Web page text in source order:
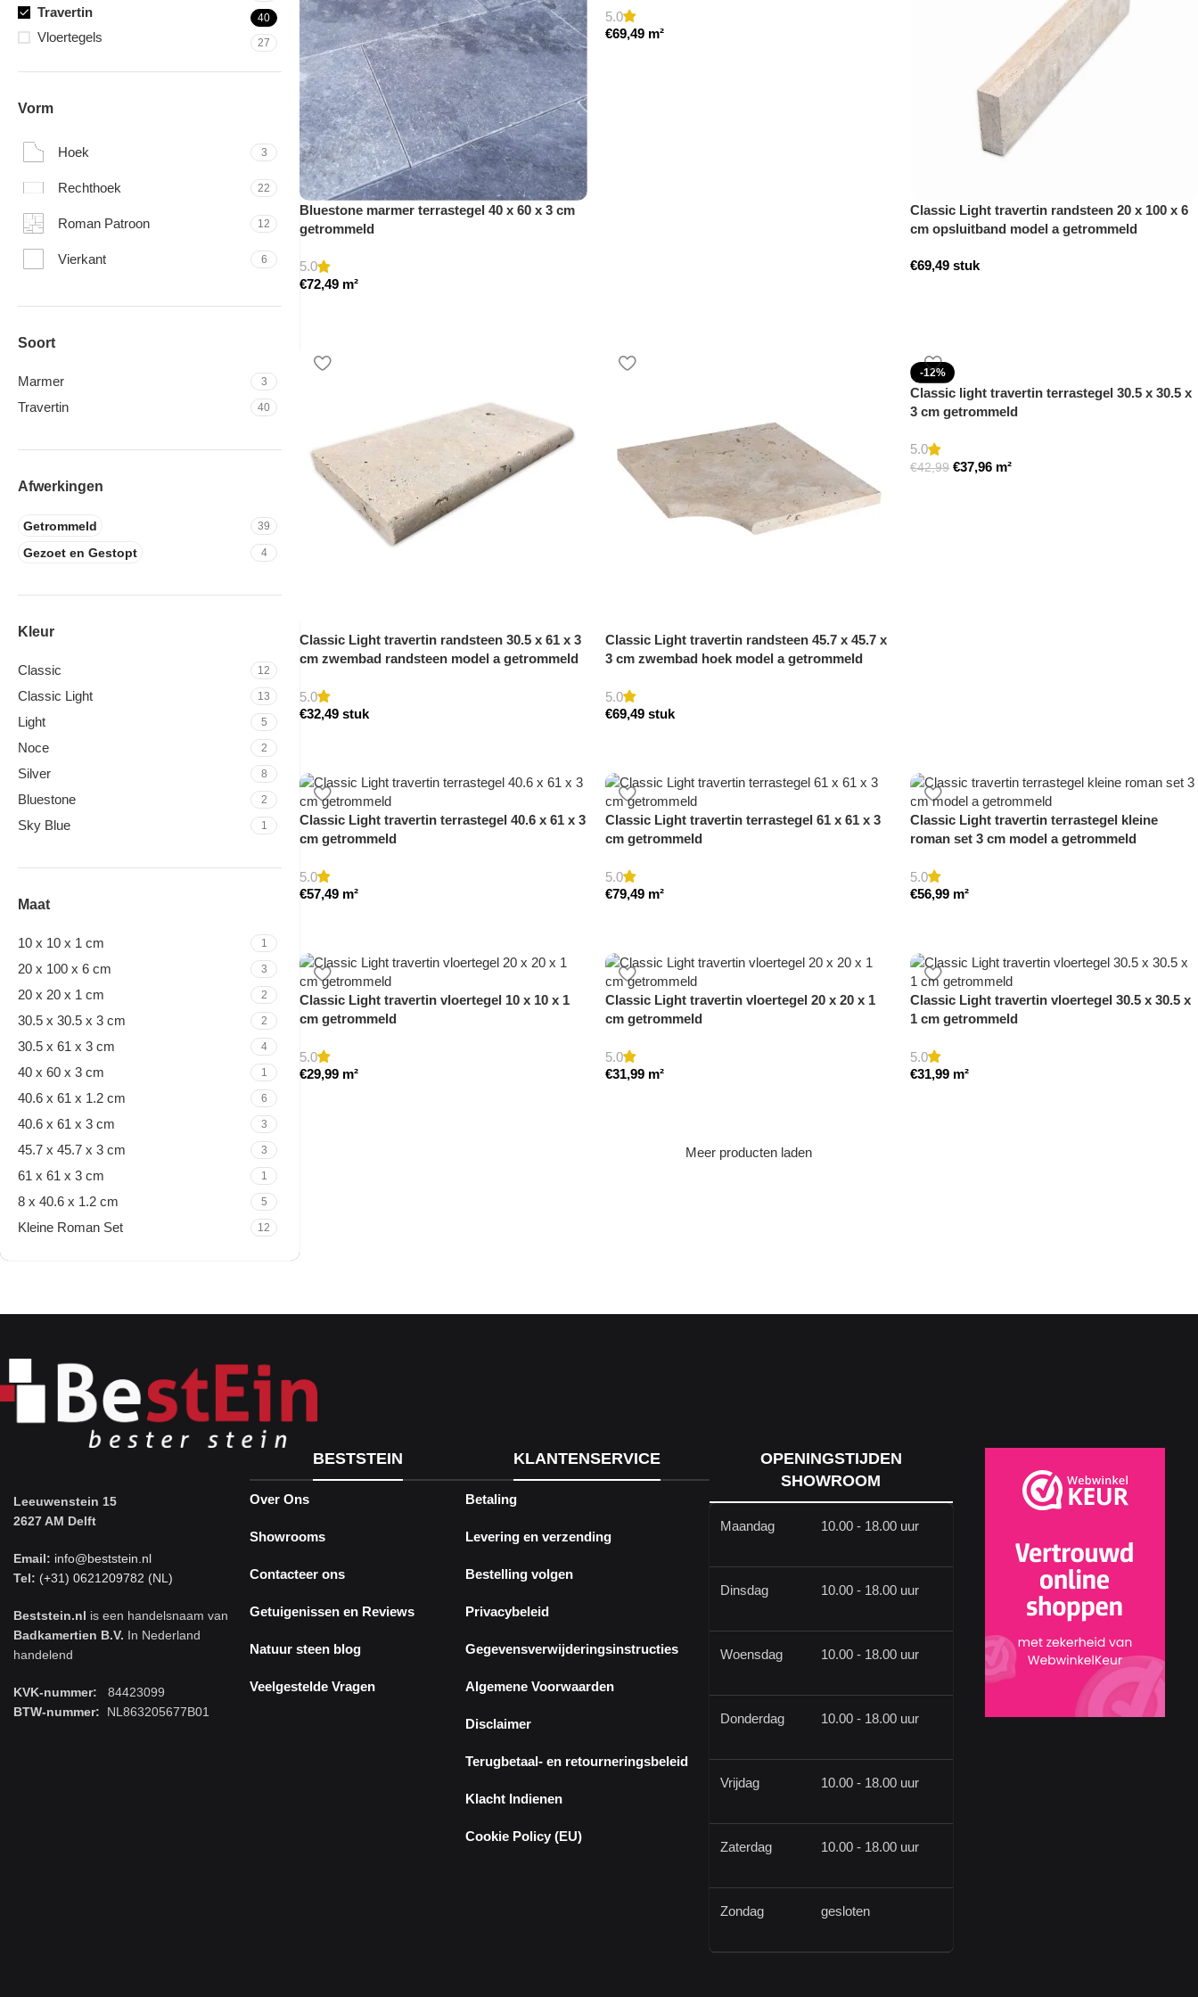
Travertin 40
Vloertegels 27
Vorm
Hoek 3
Rechthoek 22
Roman Patroon 12
Vierkant 6
Soort
Marmer 3
Travertin 40
Afwerkingen
Getrommeld 39
Gezoet en Gestopt 4
Kleur
Classic 12
Classic Light 13
Light 5
Noce 2
Silver 8
Bluestone 2
Sky Blue 1
Maat
10 x 10 x 1 cm 1
20 x 100 x 6 cm 3
20 x 20 x 1 cm 2
30.5 x 30.5 x 3 cm 2
30.5 x 61 x 3 cm 4
40 x 60 x 3 cm 1
40.6 x 61 x 1.2 cm 6
40.6 x 61 x 3 cm 3
45.7 x 45.7 x 3 cm 3
61 x 61 x 3 cm 1
8 x 40.6 x 1.2 cm 5
Kleine Roman Set 12
Nu winkelen
Bluestone marmer terrastegel 40 x 60 x 3 cm
getrommeld
5.0
€72,49 m²
5.0
€69,49 m²
Classic Light travertin randsteen 20 x 100 x 6
cm opsluitband model a getrommeld
€69,49 stuk
Classic Light travertin randsteen 30.5 x 61 x 3
cm zwembad randsteen model a getrommeld
5.0
€32,49 stuk
Classic Light travertin randsteen 45.7 x 45.7 x
3 cm zwembad hoek model a getrommeld
5.0
€69,49 stuk
-12%
Classic light travertin terrastegel 30.5 x 30.5 x
3 cm getrommeld
5.0
€42,99 €37,96 m²
Classic Light travertin terrastegel 40.6 x 61 x 3
cm getrommeld
5.0
€57,49 m²
Classic Light travertin terrastegel 61 x 61 x 3
cm getrommeld
5.0
€79,49 m²
Classic Light travertin terrastegel kleine
roman set 3 cm model a getrommeld
5.0
€56,99 m²
Classic Light travertin vloertegel 10 x 10 x 1
cm getrommeld
5.0
€29,99 m²
Classic Light travertin vloertegel 20 x 20 x 1
cm getrommeld
5.0
€31,99 m²
Classic Light travertin vloertegel 30.5 x 30.5 x
1 cm getrommeld
5.0
€31,99 m²
Meer producten laden
Leeuwenstein 15
2627 AM Delft
Email: info@beststein.nl
Tel: (+31) 0621209782 (NL)
Beststein.nl is een handelsnaam van
Badkamertien B.V. In Nederland
handelend
KVK-nummer: 84423099
BTW-nummer: NL863205677B01
BESTSTEIN
Over Ons
Showrooms
Contacteer ons
Getuigenissen en Reviews
Natuur steen blog
Veelgestelde Vragen
KLANTENSERVICE
Betaling
Levering en verzending
Bestelling volgen
Privacybeleid
Gegevensverwijderingsinstructies
Algemene Voorwaarden
Disclaimer
Terugbetaal- en retourneringsbeleid
Klacht Indienen
Cookie Policy (EU)
OPENINGSTIJDEN
SHOWROOM
Maandag 10.00 - 18.00 uur
Dinsdag 10.00 - 18.00 uur
Woensdag 10.00 - 18.00 uur
Donderdag 10.00 - 18.00 uur
Vrijdag 10.00 - 18.00 uur
Zaterdag 10.00 - 18.00 uur
Zondag gesloten